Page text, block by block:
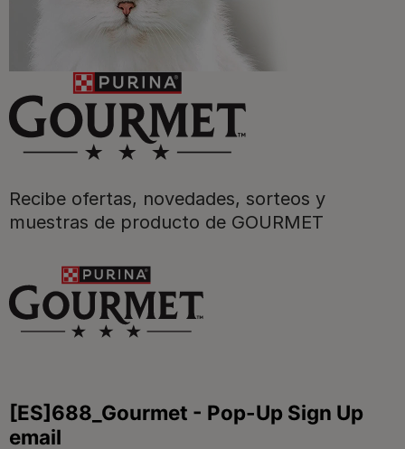
Recibe ofertas, novedades, sorteos y
muestras de producto de GOURMET
Para nuestros socios
Contacta
Síguenos